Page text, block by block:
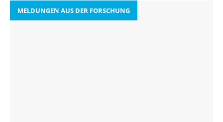
MELDUNGEN AUS DER FORSCHUNG